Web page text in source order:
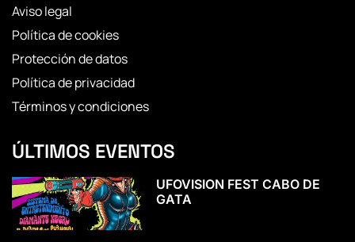
Aviso legal
Política de cookies
Protección de datos
Política de privacidad
Términos y condiciones
ÚLTIMOS EVENTOS
UFOVISION FEST CABO DE
GATA